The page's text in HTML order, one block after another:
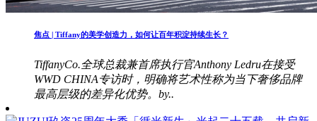
焦点 | Tiffany的美学创造力，如何让百年积淀持续生长？
TiffanyCo.全球总裁兼首席执行官Anthony Ledru在接受
WWD CHINA专访时，明确将艺术性称为当下奢侈品牌
最高层级的差异化优势。by..